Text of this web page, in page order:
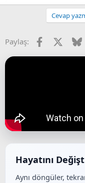
Cevap
Paylaş: Facebook
X
Hayatını
Aynı döngüler,